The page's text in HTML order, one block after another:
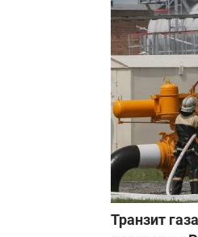
Транзит